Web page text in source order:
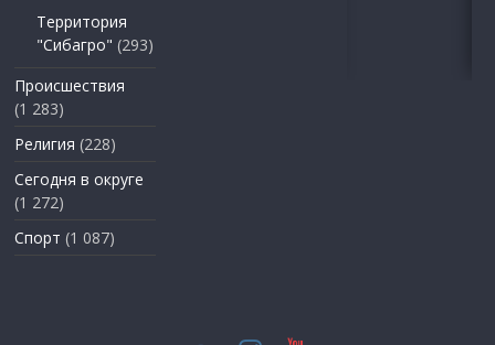
Территория
"Сибагро" (293)
Происшествия
(1 283)
Религия (228)
Сегодня в округе
(1 272)
Спорт (1 087)